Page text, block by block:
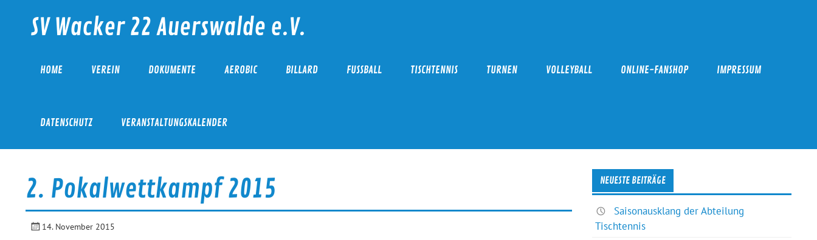
contentSV Wacker 22 Auerswalde e.V.
HOME VEREIN DOKUMENTE AEROBIC BILLARD FUSSBALL TISCHTENNIS TURNEN VOLLEYBALL ONLINE-FANSHOP IMPRESSUM
DATENSCHUTZ VERANSTALTUNGSKALENDER
2. Pokalwettkampf 2015
14. November 2015
NEUESTE BEITRÄGE
Saisonausklang der Abteilung
Tischtennis